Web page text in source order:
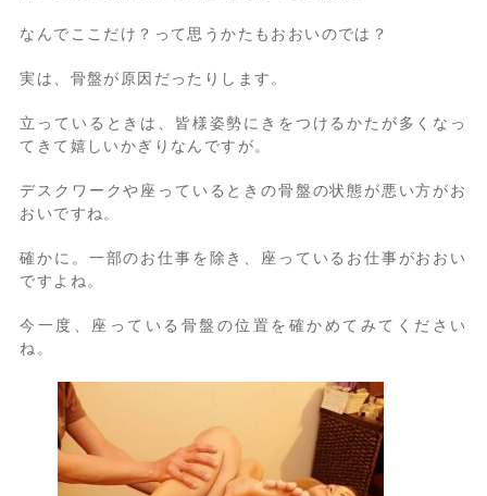
なんでここだけ？って思うかたもおおいのでは？
実は、骨盤が原因だったりします。
立っているときは、皆様姿勢にきをつけるかたが多くなっ
てきて嬉しいかぎりなんですが。
デスクワークや座っているときの骨盤の状態が悪い方がお
おいですね。
確かに。一部のお仕事を除き、座っているお仕事がおおい
ですよね。
今一度、座っている骨盤の位置を確かめてみてください
ね。